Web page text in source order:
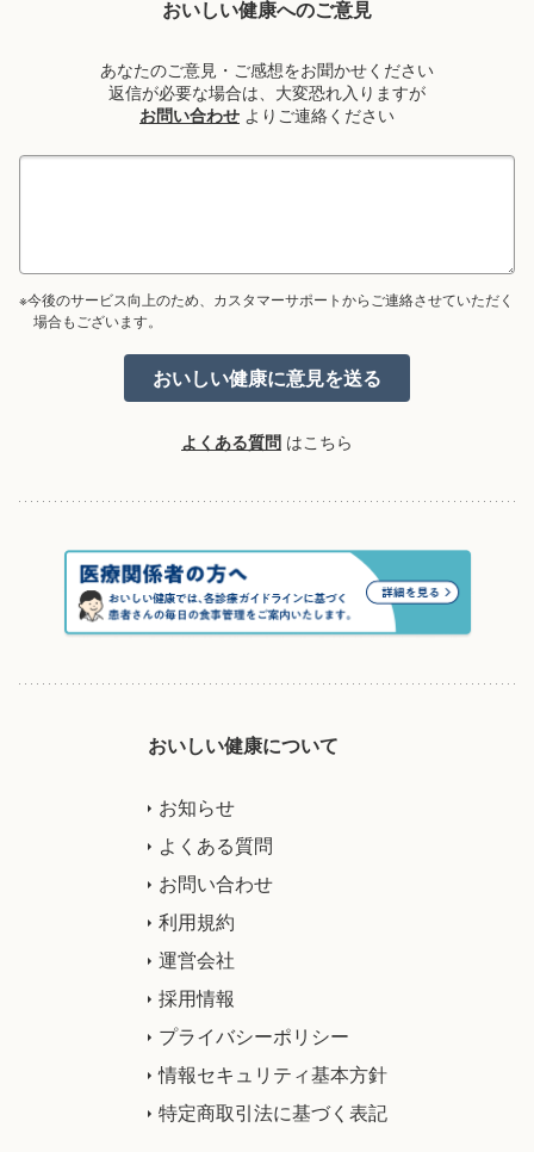
おいしい健康へのご意見
あなたのご意見・ご感想をお聞かせください
返信が必要な場合は、大変恐れ入りますが
お問い合わせ よりご連絡ください
※今後のサービス向上のため、カスタマーサポートからご連絡させていただく
場合もございます。
よくある質問 はこちら
おいしい健康について
お知らせ
よくある質問
お問い合わせ
利用規約
運営会社
採用情報
プライバシーポリシー
情報セキュリティ基本方針
特定商取引法に基づく表記